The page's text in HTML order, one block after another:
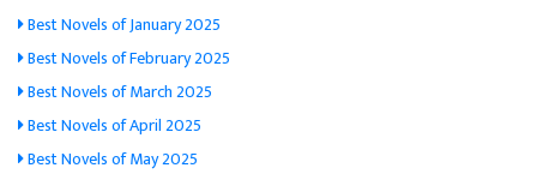
Best Novels of January 2025
Best Novels of February 2025
Best Novels of March 2025
Best Novels of April 2025
Best Novels of May 2025